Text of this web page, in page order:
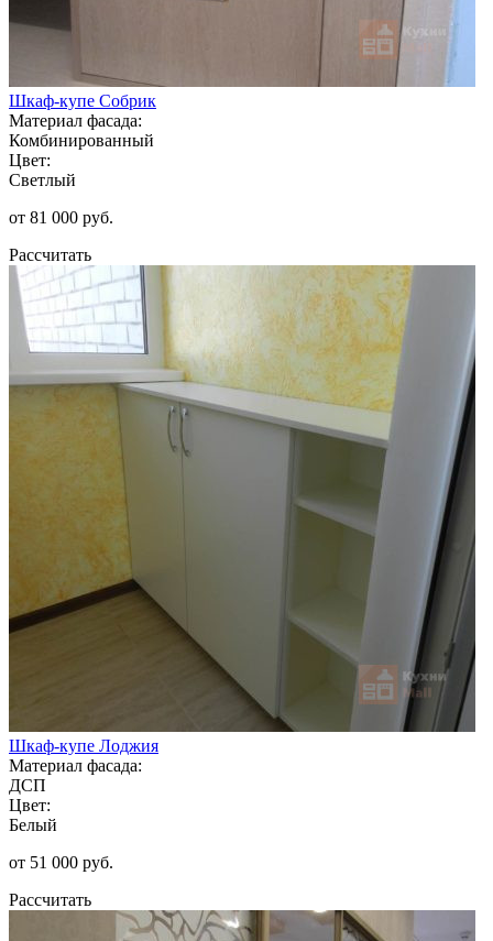
Шкаф-купе Собрик
Материал фасада:
Комбинированный
Цвет:
Светлый
от 81 000 руб.
Рассчитать
Шкаф-купе Лоджия
Материал фасада:
ДСП
Цвет:
Белый
от 51 000 руб.
Рассчитать